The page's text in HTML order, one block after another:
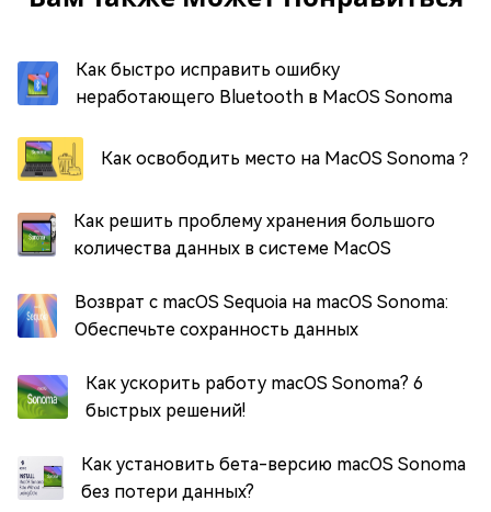
Как быстро исправить ошибку
неработающего Bluetooth в MacOS Sonoma
Как освободить место на MacOS Sonoma？
Как решить проблему хранения большого
количества данных в системе MacOS
Возврат с macOS Sequoia на macOS Sonoma:
Обеспечьте сохранность данных
Как ускорить работу macOS Sonoma? 6
быстрых решений!
Как установить бета-версию macOS Sonoma
без потери данных?